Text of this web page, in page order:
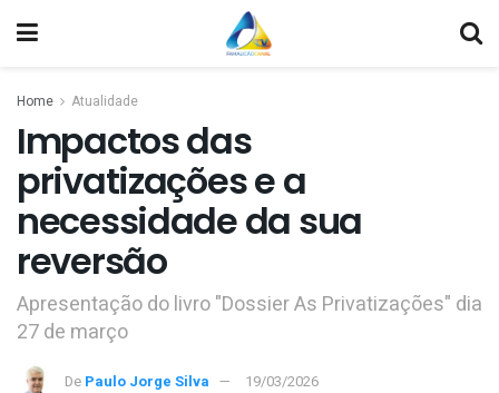
Home Atualidade
Impactos das
privatizações e a
necessidade da sua
reversão
Apresentação do livro "Dossier As Privatizações" dia
27 de março
De Paulo Jorge Silva 19/03/2026